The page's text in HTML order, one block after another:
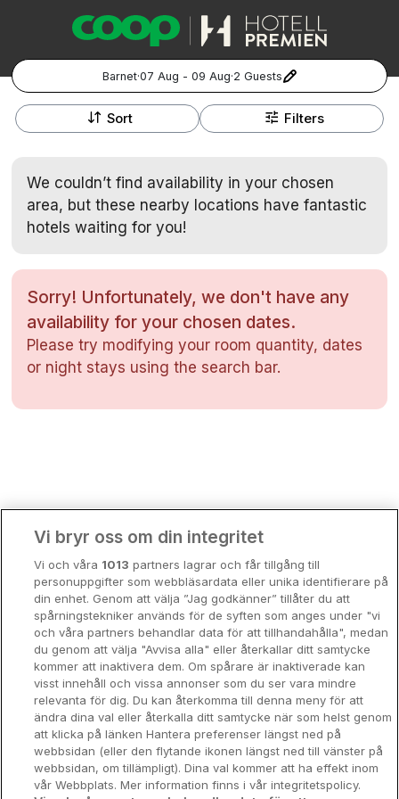
Barnet·07 Aug - 09 Aug·2 Guests
Popular Destinations:
Stockholm
Göteborg
Hela Norge
Oslo
Sort Filters
+
−
We couldn’t find availability in your chosen
area, but these nearby locations have fantastic
hotels waiting for you!
Sorry! Unfortunately, we don't have any
availability for your chosen dates.
Please try modifying your room quantity, dates
or night stays using the search bar.
Hotellweekend
Storstadsweekend
Hotellrum under 995 kr
Spahotell
Sydsverige
Om Hotellpremien
Nya hotell
Stadsweekend
Vi bryr oss om din integritet
Vi och våra 1013 partners lagrar och får tillgång till
personuppgifter som webbläsardata eller unika identifierare på
din enhet. Genom att välja ”Jag godkänner” tillåter du att
spårningstekniker används för de syften som anges under "vi
och våra partners behandlar data för att tillhandahålla", medan
du genom att välja "Avvisa alla" eller återkallar ditt samtycke
kommer att inaktivera dem. Om spårare är inaktiverade kan
visst innehåll och vissa annonser som du ser vara mindre
relevanta för dig. Du kan återkomma till denna meny för att
ändra dina val eller återkalla ditt samtycke när som helst genom
att klicka på länken Hantera preferenser längst ned på
webbsidan (eller den flytande ikonen längst ned till vänster på
webbsidan, om tillämpligt). Dina val kommer att ha effekt inom
vår Webbplats. Mer information finns i vår integritetspolicy.